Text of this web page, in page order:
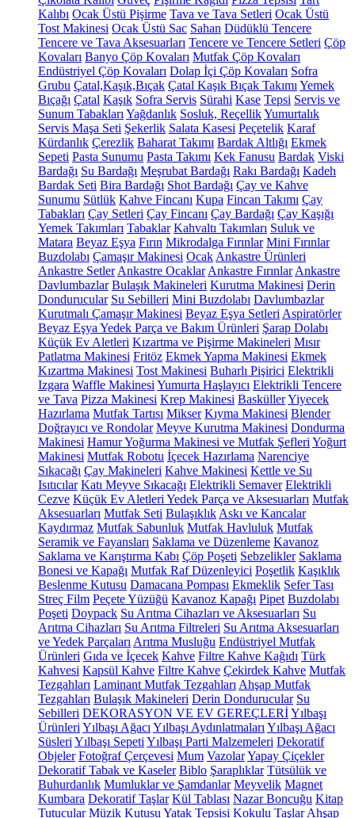
Kalıbı Ocak Üstü Pişirme Tava ve Tava Setleri Ocak Üstü
Tost Makinesi Ocak Üstü Sac Sahan Düdüklü Tencere
Tencere ve Tava Aksesuarları Tencere ve Tencere Setleri Çöp
Kovaları Banyo Çöp Kovaları Mutfak Çöp Kovaları
Endüstriyel Çöp Kovaları Dolap İçi Çöp Kovaları Sofra
Grubu Çatal,Kaşık,Bıçak Çatal Kaşık Bıçak Takımı Yemek
Bıçağı Çatal Kaşık Sofra Servis Sürahi Kase Tepsi Servis ve
Sunum Tabakları Yağdanlık Sosluk, ReçellikYumurtalık
Servis Maşa Seti Şekerlik Salata Kasesi Peçetelik Karaf
Kürdanlık Çerezlik Baharat Takımı Bardak Altlığı Ekmek
Sepeti Pasta Sunumu Pasta Takımı Kek Fanusu Bardak Viski
Bardağı Su Bardağı Meşrubat Bardağı Rakı Bardağı Kadeh
Bardak Seti Bira Bardağı Shot Bardağı Çay ve Kahve
Sunumu Sütlük Kahve Fincanı Kupa Fincan Takımı Çay
Tabakları Çay Setleri Çay Fincanı Çay Bardağı Çay Kaşığı
Yemek Takımları Tabaklar Kahvaltı Takımları Suluk ve
Matara Beyaz Eşya Fırın Mikrodalga Fırınlar Mini Fırınlar
Buzdolabı Çamaşır Makinesi Ocak Ankastre Ürünleri
Ankastre Setler Ankastre Ocaklar Ankastre Fırınlar Ankastre
Davlumbazlar Bulaşık Makineleri Kurutma Makinesi Derin
Dondurucular Su Sebilleri Mini Buzdolabı Davlumbazlar
Kurutmalı Çamaşır Makinesi Beyaz Eşya Setleri Aspiratörler
Beyaz Eşya Yedek Parça ve Bakım Ürünleri Şarap Dolabı
Küçük Ev Aletleri Kızartma ve Pişirme Makineleri Mısır
Patlatma Makinesi Fritöz Ekmek Yapma Makinesi Ekmek
Kızartma Makinesi Tost Makinesi Buharlı Pişirici Elektrikli
Izgara Waffle Makinesi Yumurta Haşlayıcı Elektrikli Tencere
ve Tava Pizza Makinesi Krep Makinesi BasküllerYiyecek
Hazırlama Mutfak Tartısı Mikser Kıyma Makinesi Blender
Doğrayıcı ve Rondolar Meyve Kurutma Makinesi Dondurma
Makinesi Hamur Yoğurma Makinesi ve Mutfak Şefleri Yoğurt
Makinesi Mutfak Robotu İçecek Hazırlama Narenciye
Sıkacağı Çay Makineleri Kahve Makinesi Kettle ve Su
Isıtıcılar Katı Meyve Sıkacağı Elektrikli Semaver Elektrikli
Cezve Küçük Ev Aletleri Yedek Parça ve Aksesuarları Mutfak
Aksesuarları Mutfak Seti Bulaşıklık Askı ve Kancalar
Kaydırmaz Mutfak Sabunluk Mutfak Havluluk Mutfak
Seramik ve Fayansları Saklama ve Düzenleme Kavanoz
Saklama ve Karıştırma Kabı Çöp Poşeti Sebzelikler Saklama
Bonesi ve Kapağı Mutfak Raf Düzenleyici Poşetlik Kaşıklık
Beslenme Kutusu Damacana Pompası Ekmeklik Sefer Tası
Streç Film Peçete Yüzüğü Kavanoz Kapağı Pipet Buzdolabı
Poşeti Doypack Su Arıtma Cihazları ve Aksesuarları Su
Arıtma Cihazları Su Arıtma Filtreleri Su Arıtma Aksesuarları
ve Yedek Parçaları Arıtma Musluğu Endüstriyel Mutfak
Ürünleri Gıda ve İçecek Kahve Filtre Kahve Kağıdı Türk
Kahvesi Kapsül Kahve Filtre Kahve Çekirdek Kahve Mutfak
Tezgahları Laminant Mutfak Tezgahları Ahşap Mutfak
Tezgahları Bulaşık Makineleri Derin Dondurucular Su
Sebilleri DEKORASYON VE EV GEREÇLERİYılbaşı
Ürünleri Yılbaşı Ağacı Yılbaşı Aydınlatmaları Yılbaşı Ağacı
Süsleri Yılbaşı Sepeti Yılbaşı Parti Malzemeleri Dekoratif
Objeler Fotoğraf Çerçevesi Mum VazolarYapay Çiçekler
Dekoratif Tabak ve Kaseler Biblo Şaraplıklar Tütsülük ve
Buhurdanlık Mumluklar ve Şamdanlar Meyvelik Magnet
Kumbara Dekoratif Taşlar Kül Tablası Nazar Boncuğu Kitap
Tutucular Müzik Kutusu Yatak Tepsisi Kokulu Taşlar Ahşap